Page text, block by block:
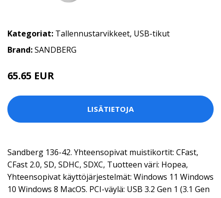
Kategoriat: Tallennustarvikkeet, USB-tikut
Brand:SANDBERG
65.65 EUR
LISÄTIETOJA
Sandberg 136-42. Yhteensopivat muistikortit: CFast,
CFast 2.0, SD, SDHC, SDXC, Tuotteen väri: Hopea,
Yhteensopivat käyttöjärjestelmät: Windows 11 Windows
10 Windows 8 MacOS. PCI-väylä: USB 3.2 Gen 1 (3.1 Gen